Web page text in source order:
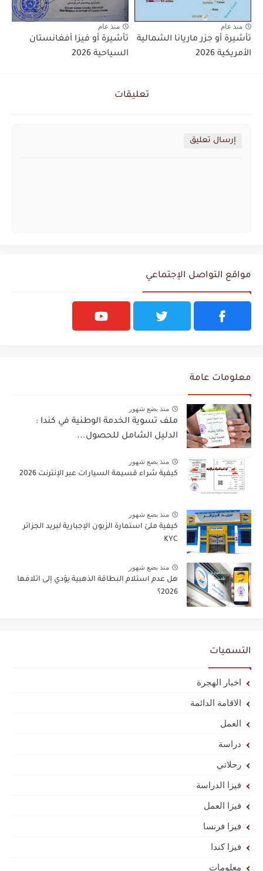
منذ عام
تأشيرة أو جزر ماريانا الشمالية
الأمريكية 2026
منذ عام
تأشيرة أو فيزا أفغانستان
السياحية 2026
تعليقات
إرسال تعليق
مواقع التواصل الإجتماعي
معلومات عامة
منذ بضع شهور
ملف تسوية الخدمة الوطنية في كندا :
الدليل الشامل للحصول...
منذ بضع شهور
كيفية شراء قسيمة السيارات عبر الإنترنت 2026
منذ بضع شهور
كيفية ملئ استمارة الزبون الإجبارية لبريد الجزائر
KYC
منذ بضع شهور
هل عدم استلام البطاقة الذهبية يؤدي إلى اتلافها
2026؟
التسميات
اخبار الهجرة
الاقامة الدائمة
العمل
دراسة
رحلاتي
فيزا الدراسة
فيزا العمل
فيزا فرنسا
فيزا كندا
معلومات